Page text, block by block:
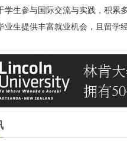
学生参与国际交流与实践，积累
业生提供丰富就业机会，且留学